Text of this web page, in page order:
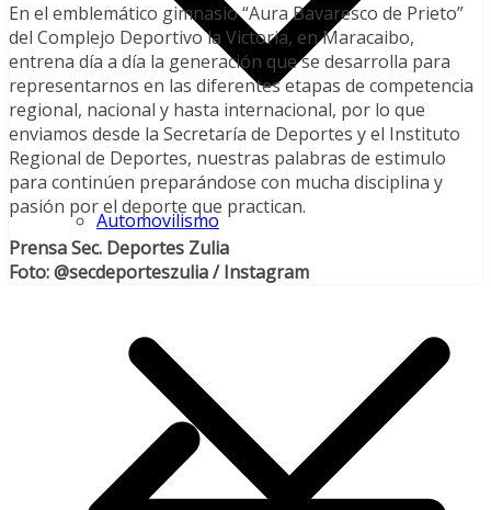
Automovilismo
En el emblemático gimnasio “Aura Bavaresco de Prieto”
del Complejo Deportivo la Victoria, en Maracaibo,
entrena día a día la generación que se desarrolla para
representarnos en las diferentes etapas de competencia
regional, nacional y hasta internacional, por lo que
enviamos desde la Secretaría de Deportes y el Instituto
Regional de Deportes, nuestras palabras de estimulo
para continúen preparándose con mucha disciplina y
pasión por el deporte que practican.
Prensa Sec. Deportes Zulia
Foto: @secdeporteszulia / Instagram